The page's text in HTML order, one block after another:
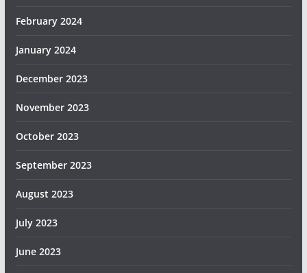
February 2024
January 2024
December 2023
November 2023
October 2023
September 2023
August 2023
July 2023
June 2023